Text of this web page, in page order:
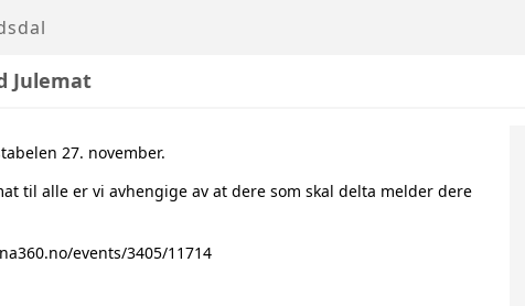
Julemat
27. november.
til alle er vi avhengige av at dere som skal delta melder dere
events/3405/11714